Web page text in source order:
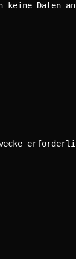
keine Daten